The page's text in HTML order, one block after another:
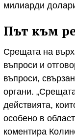
милиарди
Път към
Срещата на
въпроси и
въпроси,
органи.
действията,
особено в
коментира